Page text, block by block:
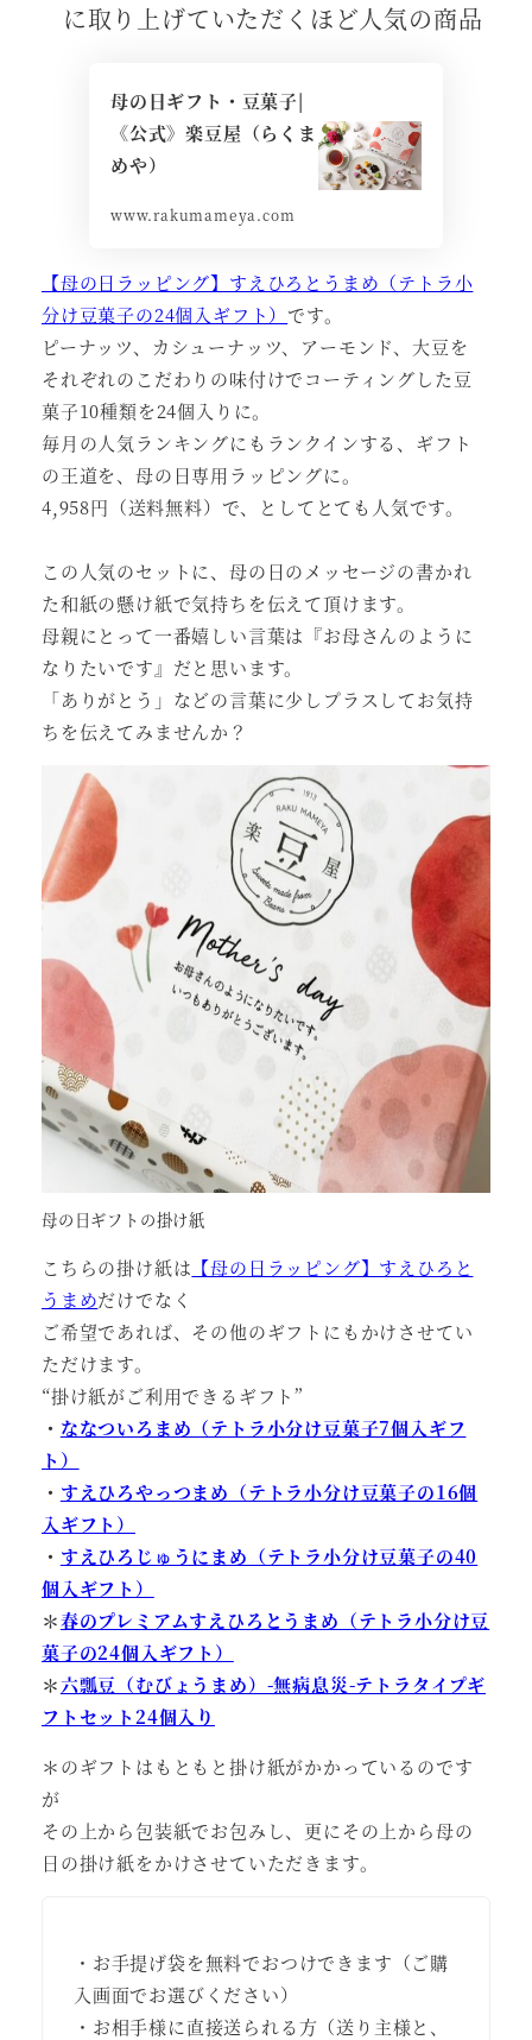
に取り上げていただくほど人気の商品
母の日ギフト・豆菓子|
《公式》楽豆屋（らくま
めや）
www.rakumameya.com
【母の日ラッピング】すえひろとうまめ（テトラ小
分け豆菓子の24個入ギフト）です。
ピーナッツ、カシューナッツ、アーモンド、大豆を
それぞれのこだわりの味付けでコーティングした豆
菓子10種類を24個入りに。
毎月の人気ランキングにもランクインする、ギフト
の王道を、母の日専用ラッピングに。
4,958円（送料無料）で、としてとても人気です。
この人気のセットに、母の日のメッセージの書かれ
た和紙の懸け紙で気持ちを伝えて頂けます。
母親にとって一番嬉しい言葉は『お母さんのように
なりたいです』だと思います。
「ありがとう」などの言葉に少しプラスしてお気持
ちを伝えてみませんか？
母の日ギフトの掛け紙
こちらの掛け紙は 【母の日ラッピング】すえひろと
うまめだけでなく
ご希望であれば、その他のギフトにもかけさせてい
ただけます。
“掛け紙がご利用できるギフト”
・ ななついろまめ（テトラ小分け豆菓子7個入ギフ
ト）
・ すえひろやっつまめ（テトラ小分け豆菓子の16個
入ギフト）
・ すえひろじゅうにまめ（テトラ小分け豆菓子の40
個入ギフト）
＊春のプレミアムすえひろとうまめ（テトラ小分け豆
菓子の24個入ギフト）
＊六瓢豆（むびょうまめ）-無病息災-テトラタイプギ
フトセット24個入り
＊のギフトはもともと掛け紙がかかっているのです
が
その上から包装紙でお包みし、更にその上から母の
日の掛け紙をかけさせていただきます。
・お手提げ袋を無料でおつけできます（ご購
入画面でお選びください）
・お相手様に直接送られる方（送り主様と、